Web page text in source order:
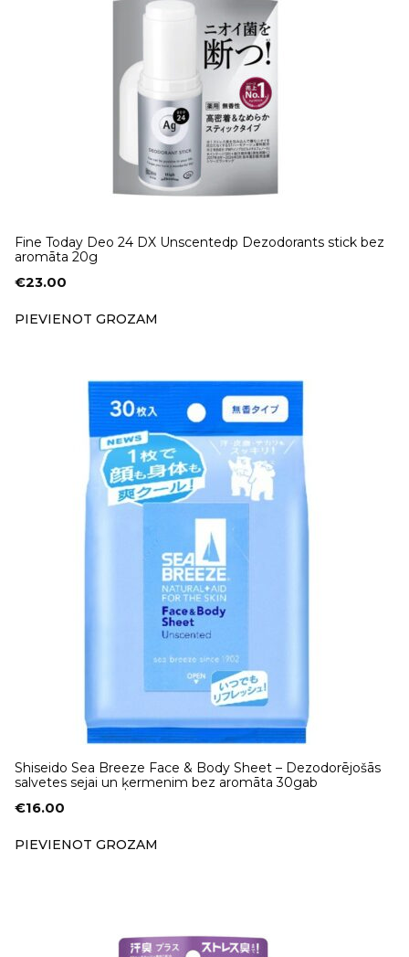
Fine Today Deo 24 DX Unscentedp Dezodorants stick bez
aromāta 20g
€23.00
PIEVIENOT GROZAM
Shiseido Sea Breeze Face & Body Sheet – Dezodorējošās
salvetes sejai un ķermenim bez aromāta 30gab
€16.00
PIEVIENOT GROZAM